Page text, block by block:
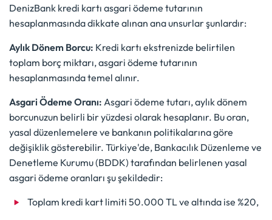
DenizBank kredi kartı asgari ödeme tutarının
hesaplanmasında dikkate alınan ana unsurlar şunlardır:
Aylık Dönem Borcu: Kredi kartı ekstrenizde belirtilen
toplam borç miktarı, asgari ödeme tutarının
hesaplanmasında temel alınır.
Asgari Ödeme Oranı: Asgari ödeme tutarı, aylık dönem
borcunuzun belirli bir yüzdesi olarak hesaplanır. Bu oran,
yasal düzenlemelere ve bankanın politikalarına göre
değişiklik gösterebilir. Türkiye'de, Bankacılık Düzenleme ve
Denetleme Kurumu (BDDK) tarafından belirlenen yasal
asgari ödeme oranları şu şekildedir:
Toplam kredi kart limiti 50.000 TL ve altında ise %20,